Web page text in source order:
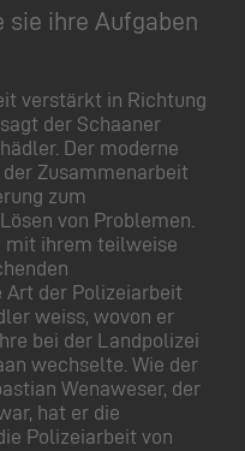
ihre Aufgaben
verstärkt in Richtung
der Schaaner
Der moderne
Zusammenarbeit
zum
von Problemen.
mit ihrem teilweise
der Polizeiarbeit
weiss, wovon er
bei der Landpolizei
wechselte. Wie der
Wenaweser, der
hat er die
Polizeiarbeit von